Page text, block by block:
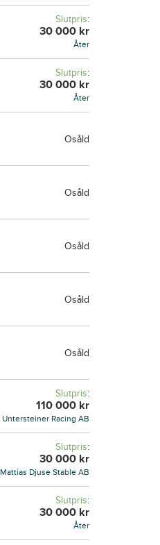
Slutpris:
30 000 kr
Åter
Slutpris:
30 000 kr
Åter
Osåld
Osåld
Osåld
Osåld
Osåld
Slutpris:
110 000 kr
Untersteiner Racing AB
Slutpris:
30 000 kr
Mattias Djuse Stable AB
Slutpris:
30 000 kr
Åter